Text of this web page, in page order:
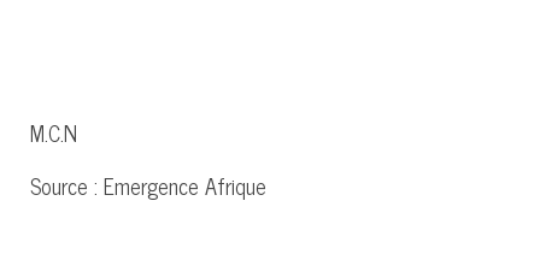
M.C.N
Source : Emergence Afrique